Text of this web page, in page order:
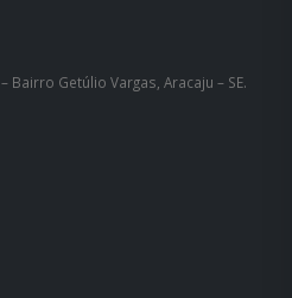
Bairro Getúlio Vargas, Aracaju – SE.